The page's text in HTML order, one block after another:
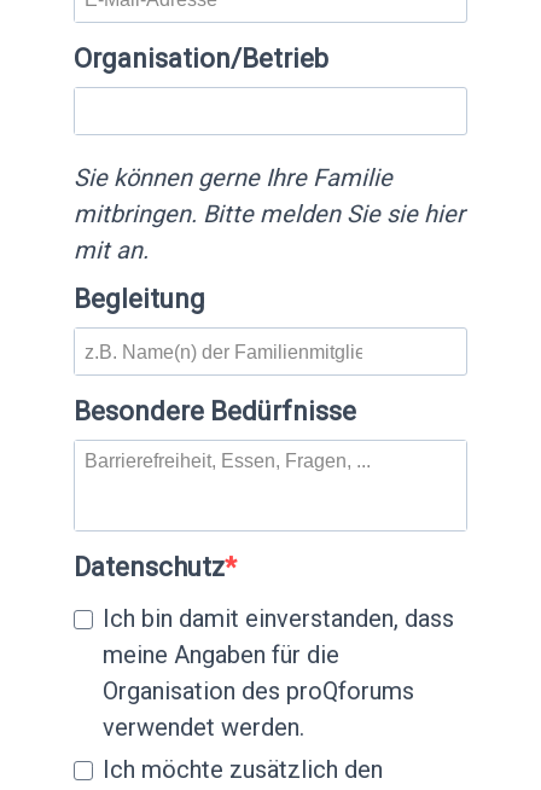
Organisation/Betrieb
Sie können gerne Ihre Familie
mitbringen. Bitte melden Sie sie hier
mit an.
Begleitung
Besondere Bedürfnisse
Datenschutz
Ich bin damit einverstanden, dass
meine Angaben für die
Organisation des proQforums
verwendet werden.
Ich möchte zusätzlich den